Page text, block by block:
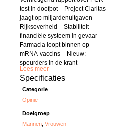
test in doofpot – Project Claritas
jaagt op miljardenuitgaven
Rijksoverheid – Stabiliteit
financiële systeem in gevaar –
Farmacia loopt binnen op
mRNA-vaccins – Nieuw:
speurders in de krant
Lees meer
Specificaties
Categorie
Opinie
Doelgroep
Mannen ,Vrouwen